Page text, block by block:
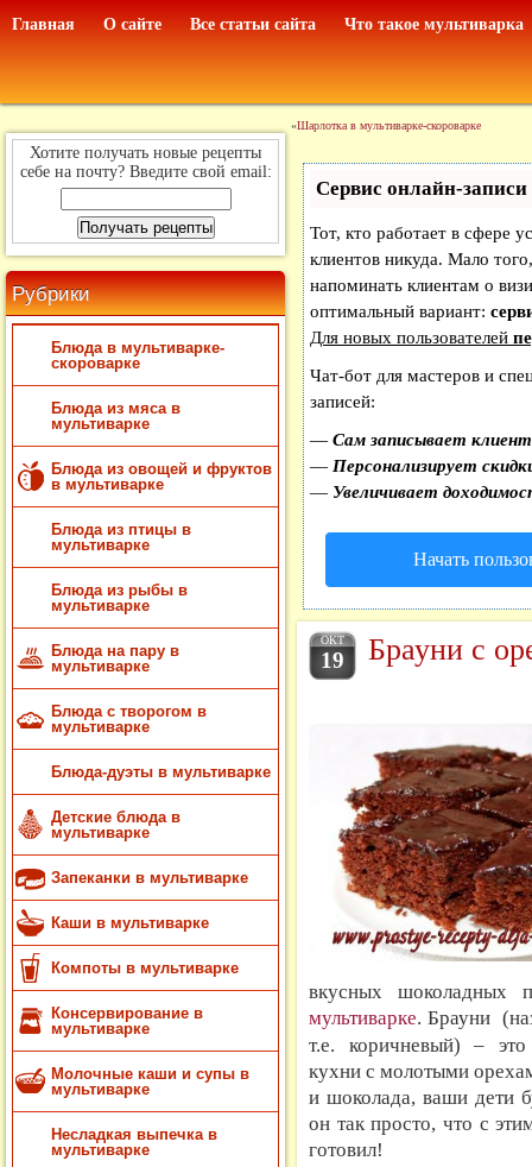
Главная О сайте Все статьи сайта Что такое мультиварка
Хотите получать новые рецепты
себе на почту? Введите свой email:
Рубрики
Блюда в мультиварке-
скороварке
Блюда из мяса в
мультиварке
Блюда из овощей и фруктов
в мультиварке
Блюда из птицы в
мультиварке
Блюда из рыбы в
мультиварке
Блюда на пару в
мультиварке
Блюда с творогом в
мультиварке
Блюда-дуэты в мультиварке
Детские блюда в
мультиварке
Запеканки в мультиварке
Каши в мультиварке
Компоты в мультиварке
Консервирование в
мультиварке
Молочные каши и супы в
мультиварке
Несладкая выпечка в
мультиварке
«Шарлотка в мультиварке-скороварке
Сервис онлайн-записи
Тот, кто работает в сфере
клиентов никуда. Мало
напоминать клиентам о
оптимальный вариант:
Для новых пользователей
Чат-бот для мастеров и
записей:
— Сам записывает
— Персонализирует
— Увеличивает
Начать
ОКТ
19 Брауни с
вкусных
мультиварке.Брауни
т.е. коричневый) –
кухни с молотыми
и шоколада, ваши дети
он так просто, что с
готовил!